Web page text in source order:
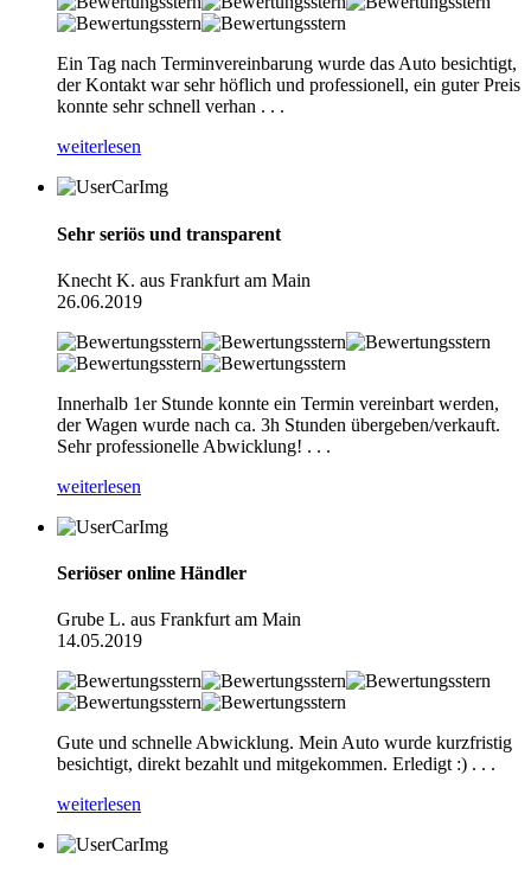
Ein Tag nach Terminvereinbarung wurde das Auto besichtigt,
der Kontakt war sehr höflich und professionell, ein guter Preis
konnte sehr schnell verhan . . .
weiterlesen
Sehr seriös und transparent
Knecht K. aus Frankfurt am Main
26.06.2019
Innerhalb 1er Stunde konnte ein Termin vereinbart werden,
der Wagen wurde nach ca. 3h Stunden übergeben/verkauft.
Sehr professionelle Abwicklung! . . .
weiterlesen
Seriöser online Händler
Grube L. aus Frankfurt am Main
14.05.2019
Gute und schnelle Abwicklung. Mein Auto wurde kurzfristig
besichtigt, direkt bezahlt und mitgekommen. Erledigt :) . . .
weiterlesen